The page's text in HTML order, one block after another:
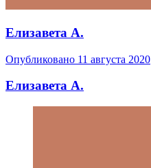
Елизавета А.
Опубликовано 11 августа 2020
Елизавета А.